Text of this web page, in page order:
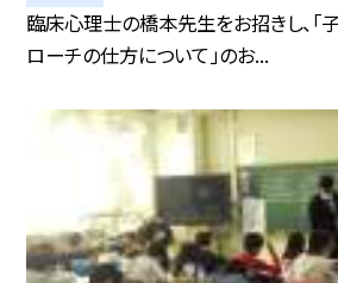
臨床心理士の橋本先生をお招きし、「
ローチの仕方について」のお...